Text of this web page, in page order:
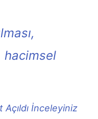
hacimsel
İnceleyiniz